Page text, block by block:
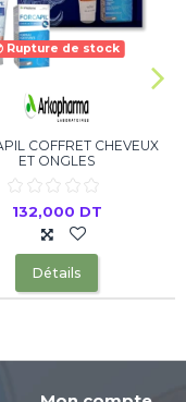
Rupture de stock
COFFRET CHEVEUX
ET ONGLES
132,000 DT
Détails